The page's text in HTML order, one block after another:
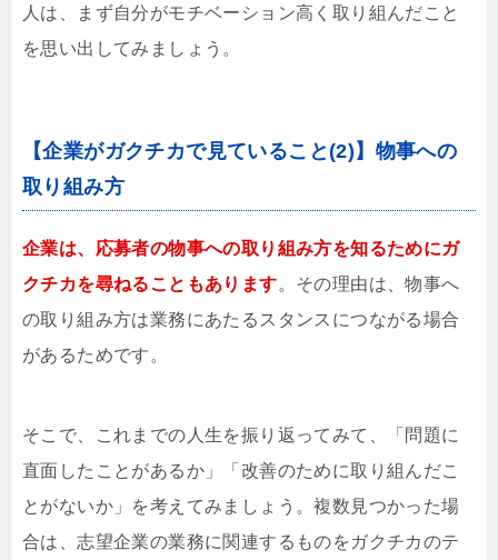
人は、まず自分がモチベーション高く取り組んだこと
を思い出してみましょう。
【企業がガクチカで見ていること(2)】物事への
取り組み方
企業は、応募者の物事への取り組み方を知るためにガ
クチカを尋ねることもあります。その理由は、物事へ
の取り組み方は業務にあたるスタンスにつながる場合
があるためです。
そこで、これまでの人生を振り返ってみて、「問題に
直面したことがあるか」「改善のために取り組んだこ
とがないか」を考えてみましょう。複数見つかった場
合は、志望企業の業務に関連するものをガクチカのテ